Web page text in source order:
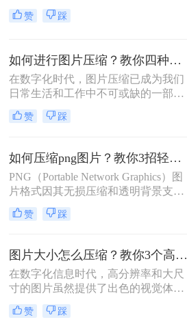
享、上传或存储。那么照片如何压缩
变小200kb呢？本文将介绍四种将照
赞 踩
如何进行图片压缩？教你四种实用方法！
在数字化时代，图片压缩已成为我们
日常生活和工作中不可或缺的一部
分。无论是为了节省存储空间，还是
为了加快图片在网络上的传输速度，
进行图片压缩呢？本文将为您介绍四
种实用的图片压缩方法。
赞 踩
如何压缩png图片？教你3招轻松压缩！
PNG（Portable Network Graphics）图
片格式因其无损压缩和透明背景支持
而广受欢迎，但有时候文件大小可能
会过大，影响网页加载速度或文件传
本文将介绍三种压缩PNG图片的方
法，旨在帮助你在保持图像质量的前
提下减小文件大小。
赞 踩
图片大小怎么压缩？教你3个高效压缩方法！
在数字化信息时代，高分辨率和大尺
寸的图片虽然提供了出色的视觉体
验，但也带来了存储空间占用过多、
网页加载速度慢以及文件传输效率低
赞 踩